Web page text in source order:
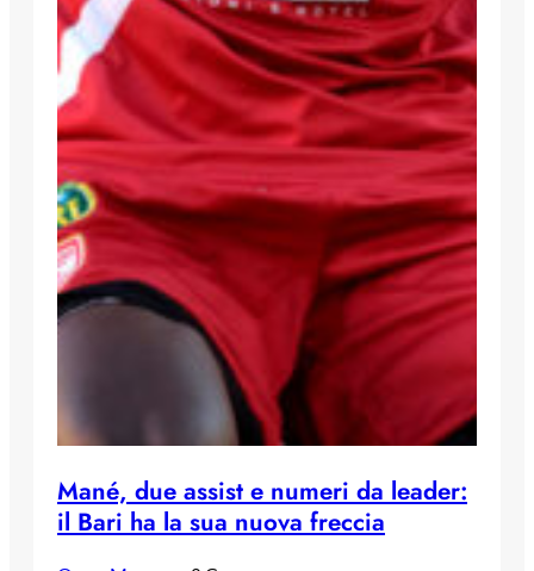
Mané, due assist e numeri da leader:
il Bari ha la sua nuova freccia